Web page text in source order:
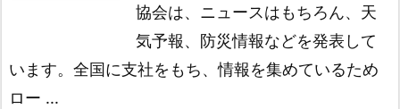
協会は、ニュースはもちろん、天
気予報、防災情報などを発表して
います。 全国に支社をもち、情報を集めているため
ロー ...